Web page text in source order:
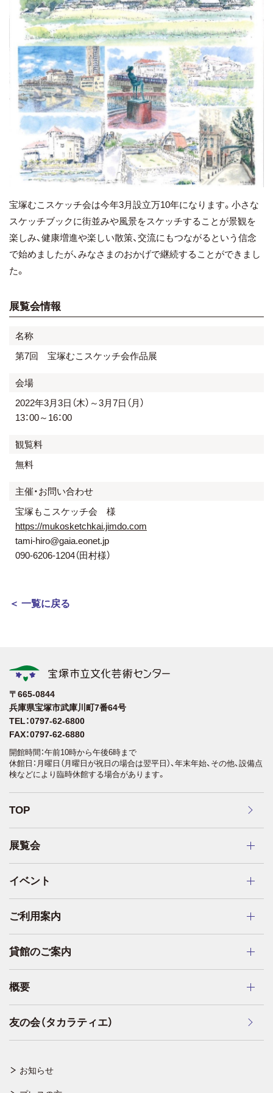
宝塚むこスケッチ会は今年3月設立万10年になります。小さな
スケッチブックに街並みや風景をスケッチすることが景観を
楽しみ、健康増進や楽しい散策、交流にもつながるという信念
で始めましたが、みなさまのおかげで継続することができまし
た。
展覧会情報
名称
第7回 宝塚むこスケッチ会作品展
会場
2022年3月3日（木）～3月7日（月）
13：00～16：00
観覧料
無料
主催・お問い合わせ
宝塚もこスケッチ会 様
https://mukosketchkai.jimdo.com
tami-hiro@gaia.eonet.jp
090-6206-1204（田村様）
＜ 一覧に戻る
お知らせ
TOP
展覧会
イベント
ご利用案内
貸館のご案内
概要
友の会（タカラティエ）
〒665-0844
兵庫県宝塚市武庫川町7番64号
TEL：0797-62-6800
FAX：0797-62-6880
開館時間：午前10時から午後6時まで
休館日：月曜日（月曜日が祝日の場合は翌平日）、年末年始、その他、設備点
検などにより臨時休館する場合があります。